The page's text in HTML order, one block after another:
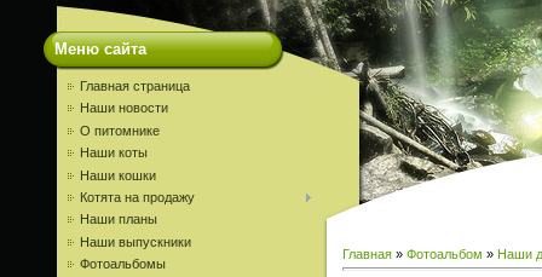
Меню сайта
Главная страница
Наши новости
О питомнике
Наши коты
Наши кошки
Котята на продажу
Наши планы
Наши выпускники
Фотоальбомы
Главная » Фотоальбом » Наши